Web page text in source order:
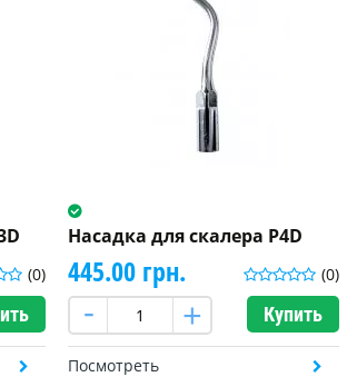
(0)
Насадка для скалера P4D
(0)
445.00 грн.
Купить
Посмотреть